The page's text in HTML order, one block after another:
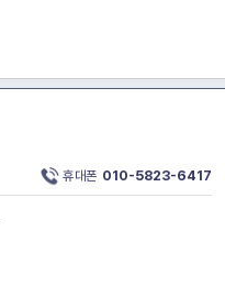
휴대폰 010-5823-6417